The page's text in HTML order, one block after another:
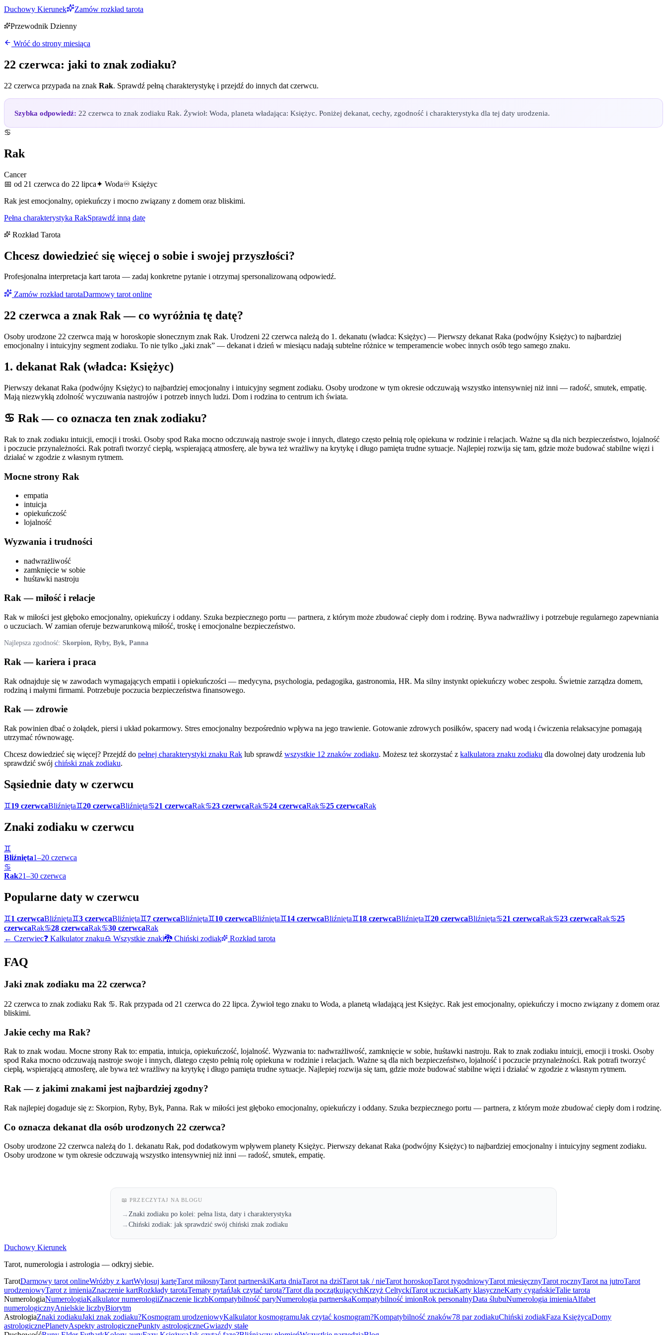
Duchowy Kierunek
Zamów rozkład tarota
Przewodnik Dzienny
Wróć do strony miesiąca
22 czerwca: jaki to znak zodiaku?
22 czerwca przypada na znak Rak. Sprawdź pełną charakterystykę i przejdź do innych dat czerwcu.
Szybka odpowiedź: 22 czerwca to znak zodiaku Rak. Żywioł: Woda, planeta władająca: Księżyc. Poniżej dekanat, cechy, zgodność i charakterystyka dla tej daty urodzenia.
♋
Rak
Cancer
📅 od 21 czerwca do 22 lipca✦ Woda♾ Księżyc
Rak jest emocjonalny, opiekuńczy i mocno związany z domem oraz bliskimi.
Pełna charakterystyka RakSprawdź inną datę
Rozkład Tarota
Chcesz dowiedzieć się więcej o sobie i swojej przyszłości?
Profesjonalna interpretacja kart tarota — zadaj konkretne pytanie i otrzymaj spersonalizowaną odpowiedź.
Zamów rozkład tarotaDarmowy tarot online
22 czerwca a znakRak— co wyróżnia tę datę?
Osoby urodzone 22 czerwca mają w horoskopie słonecznym znak Rak. Urodzeni 22 czerwca należą do 1. dekanatu (władca: Księżyc) — Pierwszy dekanat Raka (podwójny Księżyc) to najbardziej
emocjonalny i intuicyjny segment zodiaku. To nie tylko „jaki znak” — dekanat i dzień w miesiącu nadają subtelne różnice w temperamencie wobec innych osób tego samego znaku.
1. dekanat Rak (władca: Księżyc)
Pierwszy dekanat Raka (podwójny Księżyc) to najbardziej emocjonalny i intuicyjny segment zodiaku. Osoby urodzone w tym okresie odczuwają wszystko intensywniej niż inni — radość, smutek, empatię.
Mają niezwykłą zdolność wyczuwania nastrojów i potrzeb innych ludzi. Dom i rodzina to centrum ich świata.
♋ Rak— co oznacza ten znak zodiaku?
Rak to znak zodiaku intuicji, emocji i troski. Osoby spod Raka mocno odczuwają nastroje swoje i innych, dlatego często pełnią rolę opiekuna w rodzinie i relacjach. Ważne są dla nich bezpieczeństwo, lojalność
i poczucie przynależności. Rak potrafi tworzyć ciepłą, wspierającą atmosferę, ale bywa też wrażliwy na krytykę i długo pamięta trudne sytuacje. Najlepiej rozwija się tam, gdzie może budować stabilne więzi i
działać w zgodzie z własnym rytmem.
Mocne strony Rak
empatia
intuicja
opiekuńczość
lojalność
Wyzwania i trudności
nadwrażliwość
zamknięcie w sobie
huśtawki nastroju
Rak— miłość i relacje
Rak w miłości jest głęboko emocjonalny, opiekuńczy i oddany. Szuka bezpiecznego portu — partnera, z którym może zbudować ciepły dom i rodzinę. Bywa nadwrażliwy i potrzebuje regularnego zapewniania
o uczuciach. W zamian oferuje bezwarunkową miłość, troskę i emocjonalne bezpieczeństwo.
Najlepsza zgodność: Skorpion, Ryby, Byk, Panna
Rak — kariera i praca
Rak odnajduje się w zawodach wymagających empatii i opiekuńczości — medycyna, psychologia, pedagogika, gastronomia, HR. Ma silny instynkt opiekuńczy wobec zespołu. Świetnie zarządza domem,
rodziną i małymi firmami. Potrzebuje poczucia bezpieczeństwa finansowego.
Rak— zdrowie
Rak powinien dbać o żołądek, piersi i układ pokarmowy. Stres emocjonalny bezpośrednio wpływa na jego trawienie. Gotowanie zdrowych posiłków, spacery nad wodą i ćwiczenia relaksacyjne pomagają
utrzymać równowagę.
Chcesz dowiedzieć się więcej? Przejdź do pełnej charakterystyki znaku Rak lub sprawdź wszystkie 12 znaków zodiaku. Możesz też skorzystać z kalkulatora znaku zodiaku dla dowolnej daty urodzenia lub
sprawdzić swój chiński znak zodiaku.
Sąsiednie daty wczerwcu
♊19 czerwcaBliźnięta♊20 czerwcaBliźnięta♋21 czerwcaRak♋23 czerwcaRak♋24 czerwcaRak♋25 czerwcaRak
Znaki zodiaku wczerwcu
♊
Bliźnięta1–20 czerwca
♋
Rak21–30 czerwca
Popularne daty wczerwcu
♊1 czerwcaBliźnięta♊3 czerwcaBliźnięta♊7 czerwcaBliźnięta♊10 czerwcaBliźnięta♊14 czerwcaBliźnięta♊18 czerwcaBliźnięta♊20 czerwcaBliźnięta♋21 czerwcaRak♋23 czerwcaRak♋25
czerwcaRak♋28 czerwcaRak♋30 czerwcaRak
← Czerwiec❓ Kalkulator znaku♎ Wszystkie znaki🐉 Chiński zodiak Rozkład tarota
FAQ
Jaki znak zodiaku ma 22 czerwca?
22 czerwca to znak zodiaku Rak ♋. Rak przypada od 21 czerwca do 22 lipca. Żywioł tego znaku to Woda, a planetą władającą jest Księżyc. Rak jest emocjonalny, opiekuńczy i mocno związany z domem oraz
bliskimi.
Jakie cechy ma Rak?
Rak to znak wodau. Mocne strony Rak to: empatia, intuicja, opiekuńczość, lojalność. Wyzwania to: nadwrażliwość, zamknięcie w sobie, huśtawki nastroju. Rak to znak zodiaku intuicji, emocji i troski. Osoby
spod Raka mocno odczuwają nastroje swoje i innych, dlatego często pełnią rolę opiekuna w rodzinie i relacjach. Ważne są dla nich bezpieczeństwo, lojalność i poczucie przynależności. Rak potrafi tworzyć
ciepłą, wspierającą atmosferę, ale bywa też wrażliwy na krytykę i długo pamięta trudne sytuacje. Najlepiej rozwija się tam, gdzie może budować stabilne więzi i działać w zgodzie z własnym rytmem.
Rak — z jakimi znakami jest najbardziej zgodny?
Rak najlepiej dogaduje się z: Skorpion, Ryby, Byk, Panna. Rak w miłości jest głęboko emocjonalny, opiekuńczy i oddany. Szuka bezpiecznego portu — partnera, z którym może zbudować ciepły dom i rodzinę.
Co oznacza dekanat dla osób urodzonych 22 czerwca?
Osoby urodzone 22 czerwca należą do 1. dekanatu Rak, pod dodatkowym wpływem planety Księżyc. Pierwszy dekanat Raka (podwójny Księżyc) to najbardziej emocjonalny i intuicyjny segment zodiaku.
Osoby urodzone w tym okresie odczuwają wszystko intensywniej niż inni — radość, smutek, empatię.
📖 PRZECZYTAJ NA BLOGU
→Znaki zodiaku po kolei: pełna lista, daty i charakterystyka
→Chiński zodiak: jak sprawdzić swój chiński znak zodiaku
Duchowy Kierunek
Tarot, numerologia i astrologia — odkryj siebie.
TarotDarmowy tarot onlineWróżby z kartWylosuj kartęTarot miłosnyTarot partnerskiKarta dniaTarot na dziśTarot tak / nieTarot horoskopTarot tygodniowyTarot miesięcznyTarot rocznyTarot na jutroTarot
urodzeniowyTarot z imieniaZnaczenie kartRozkłady tarotaTematy pytańJak czytać tarota?Tarot dla początkującychKrzyż CeltyckiTarot uczuciaKarty klasyczneKarty cygańskieTalie tarota
NumerologiaNumerologiaKalkulator numerologiiZnaczenie liczbKompatybilność paryNumerologia partnerskaKompatybilność imionRok personalnyData ślubuNumerologia imieniaAlfabet
numerologicznyAnielskie liczbyBiorytm
AstrologiaZnaki zodiakuJaki znak zodiaku?Kosmogram urodzeniowyKalkulator kosmogramuJak czytać kosmogram?Kompatybilność znaków78 par zodiakuChiński zodiakFaza KsiężycaDomy
astrologicznePlanetyAspekty astrologicznePunkty astrologiczneGwiazdy stałe